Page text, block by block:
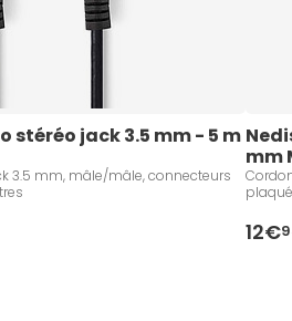
stéréo jack 3.5 mm - 5 m
3.5 mm, mâle/mâle, connecteurs
mm
12€